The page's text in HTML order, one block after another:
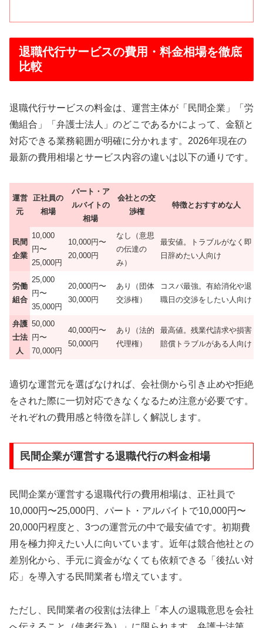
退職代行サービスの費用・料金相場を徹底
比較
退職代行サービスの料金は、運営主体が「民間企業」「労
働組合」「弁護士法人」のどこであるかによって、金額と
対応できる業務範囲が明確に分かれます。2026年現在の
最新の費用相場とサービス内容の違いは以下の通りです。
運営
元
正社員の
相場
パート・ア
ルバイトの
相場
会社との交
渉権
特徴とおすすめな人
民間
企業
10,000
円〜
25,000円
10,000円〜
20,000円
なし（意思
の伝達の
み）
最安値。トラブルがなく即
日辞めたい人向け
労働
組合
25,000
円〜
35,000円
20,000円〜
30,000円
あり（団体
交渉権）
コスパ最強。有給消化や退
職日の交渉をしたい人向け
弁護
士法
人
50,000
円〜
70,000円
40,000円〜
50,000円
あり（法的
代理権）
最高値。残業代請求や損害
賠償トラブルがある人向け
適切な運営元を選ばなければ、会社側から引き止めや拒絶
をされた際に一切対応できなくなるため注意が必要です。
それぞれの費用感と特徴を詳しく解説します。
民間企業が運営する退職代行の料金相場
民間企業が運営する退職代行の費用相場は、正社員で
10,000円〜25,000円、パート・アルバイトで10,000円〜
20,000円程度と、3つの運営元の中で最安値です。初期費
用を極力抑えたい人に向いています。近年は競合他社との
差別化から、手元に資金がなくても依頼できる「後払い対
応」を導入する民間業者も増えています。
ただし、民間業者の役割は法律上「本人の退職意思を会社